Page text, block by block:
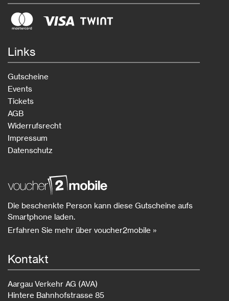
Links
Gutscheine
Events
Tickets
AGB
Widerrufsrecht
Impressum
Datenschutz
Die beschenkte Person kann diese Gutscheine aufs
Smartphone laden.
Erfahren Sie mehr über voucher2mobile »
Kontakt
Aargau Verkehr AG (AVA)
Hintere Bahnhofstrasse 85